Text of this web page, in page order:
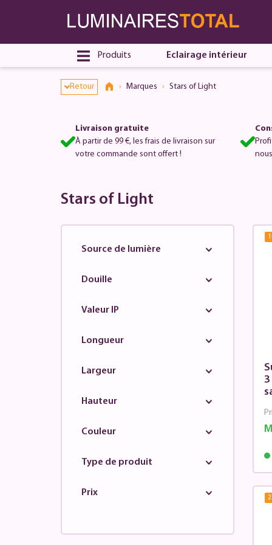
Produits Eclairage intérieur
Retour Marques Stars of Light
Livraison gratuite
À partir de 99 €, les frais de livraison sur
votre commande sont offert !
Stars of Light
Source de lumière
Douille
Valeur IP
Longueur
Largeur
Hauteur
Couleur
Type de produit
Prix
3